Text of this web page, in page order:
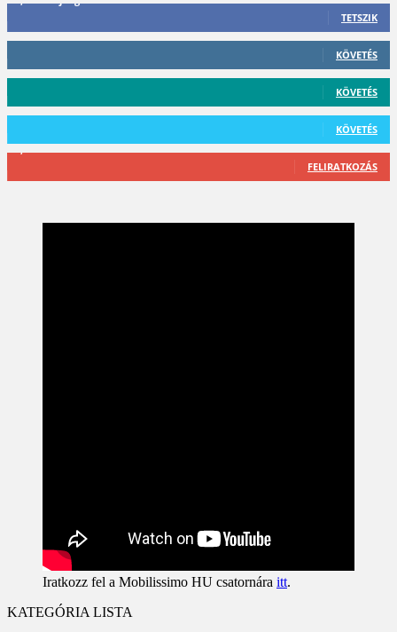
TETSZIK
412 Követő
KÖVETÉS
59 Követő
KÖVETÉS
101 Követő
KÖVETÉS
2,589 Feliratkozó
FELIRATKOZÁS
Iratkozz fel a Mobilissimo HU csatornára itt.
KATEGÓRIA LISTA